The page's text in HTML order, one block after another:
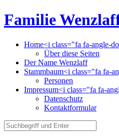
Familie
Home<i class="fa fa-angle-
Über diese Seiten
Der Name Wenzlaff
Stammbaum<i class="fa fa-
Personen
Impressum<i class="fa fa-
Datenschutz
Kontaktformular